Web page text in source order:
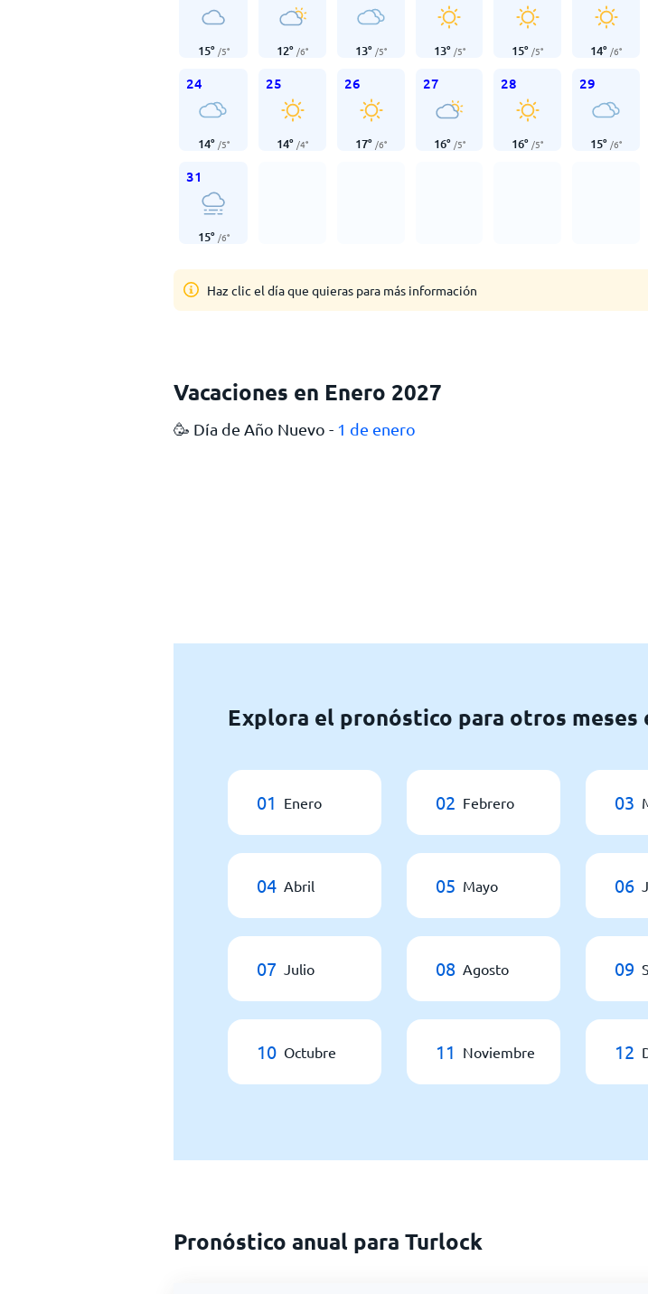
15° /5° 12° /6° 13° /5° 13° /5° 15° /5° 14° /6°
24
14° /5°
25
14° /4°
26
17° /6°
27
16° /5°
28
16° /5°
29
15° /6°
31
15° /6°
Haz clic el día que quieras para más información
Vacaciones en Enero 2027
🥳 Día de Año Nuevo - 1 de enero
Explora el pronóstico para otros meses
01 Enero 02 Febrero 03
04 Abril 05 Mayo 06
07 Julio 08 Agosto 09
10 Octubre 11 Noviembre 12
Pronóstico anual para Turlock